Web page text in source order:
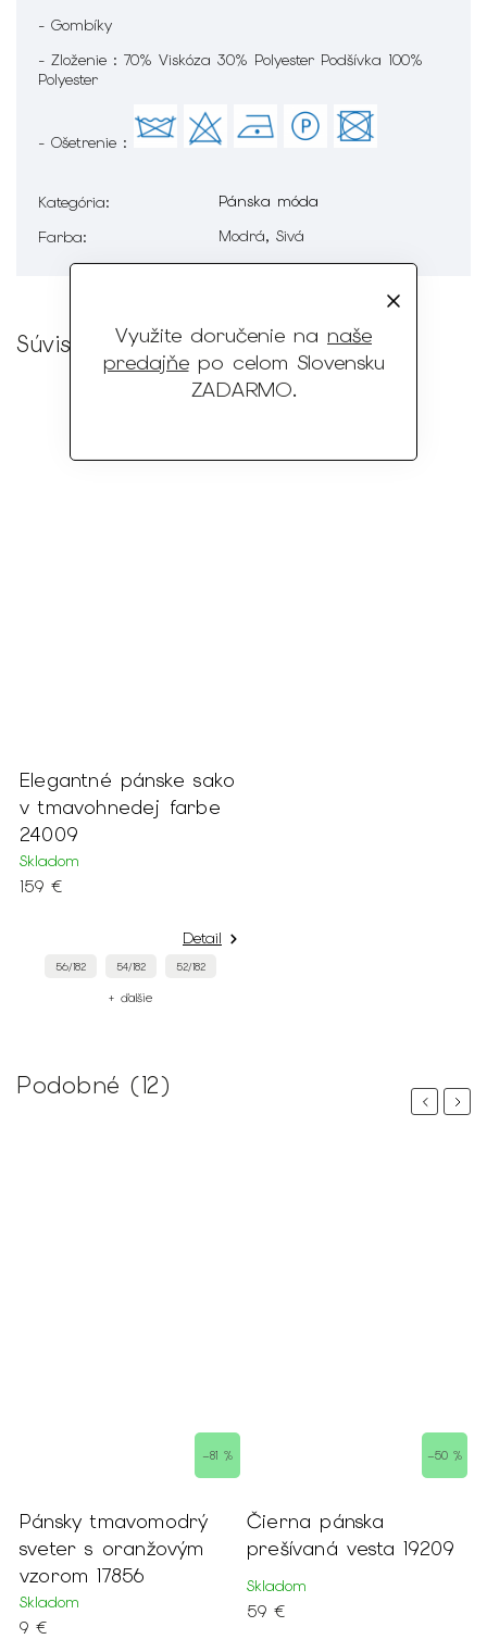
Využite doručenie na naše
predajňepo celom Slovensku
ZADARMO.
- Gombíky
- Zloženie : 70% Viskóza 30% Polyester Podšívka 100%
Polyester
- Ošetrenie :
Kategória:
Pánska móda
Farba: Modrá, Sivá
Súvisiaci tovar
Elegantné pánske sako
v tmavohnedej farbe
24009
Skladom
159 €
Detail
56/182 54/182 52/182
+ ďalšie
Podobné (12)
Previous
–81 %
Pánsky tmavomodrý
sveter s oranžovým
vzorom 17856
Skladom
9 €
–50 %
Čierna pánska
prešívaná vesta 19209
Skladom
59 €
Next